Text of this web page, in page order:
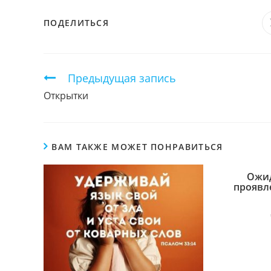
ПОДЕЛИТЬСЯ
Продолжить
чтение
Предыдущая запись
Открытки
ВАМ ТАКЖЕ МОЖЕТ ПОНРАВИТЬСЯ